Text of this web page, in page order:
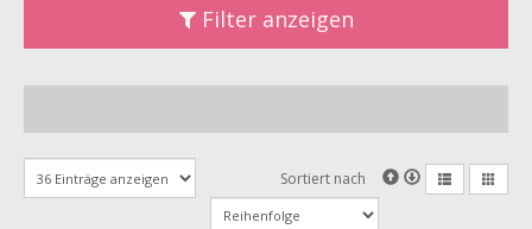
Filter anzeigen
Sortiert nach